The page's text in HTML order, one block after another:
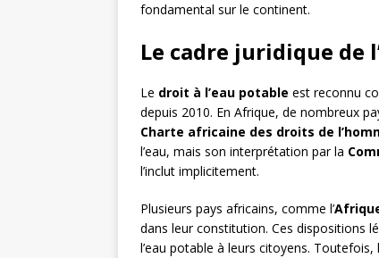
fondamental sur le continent.
Le cadre juridique de
Le droit à l’eau potable est reconnu
depuis 2010. En Afrique, de nombreux
Charte africaine des droits de
l’eau, mais son interprétation par la
l’inclut implicitement.
Plusieurs pays africains, comme l’
dans leur constitution. Ces dispositions
l’eau potable à leurs citoyens.